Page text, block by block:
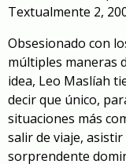
Textualmente 2,
Obsesionado con
múltiples maneras
idea, Leo Maslíah
decir que único,
situaciones más
salir de viaje,
sorprendente